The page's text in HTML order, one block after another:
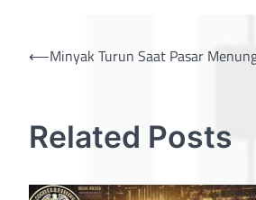
Post
⟵Minyak Turun Saat Pasar
Related Posts